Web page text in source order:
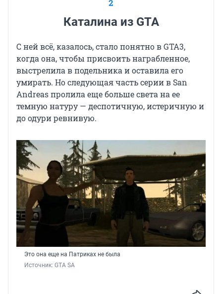
2
Каталина из GTA
С ней всё, казалось, стало понятно в GTA3,
когда она, чтобы присвоить награбленное,
выстрелила в подельника и оставила его
умирать. Но следующая часть серии в San
Andreas пролила еще больше света на ее
темную натуру — деспотичную, истеричную и
до одури ревнивую.
Это она еще на Патриках не была
Источник: GTA SA